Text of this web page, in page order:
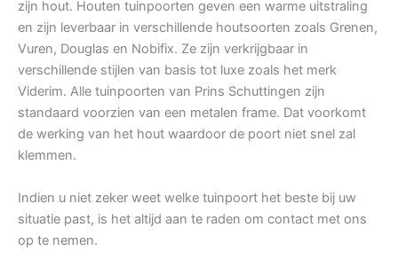
zijn hout. Houten tuinpoorten geven een warme uitstraling
en zijn leverbaar in verschillende houtsoorten zoals Grenen,
Vuren, Douglas en Nobifix. Ze zijn verkrijgbaar in
verschillende stijlen van basis tot luxe zoals het merk
Viderim. Alle tuinpoorten van Prins Schuttingen zijn
standaard voorzien van een metalen frame. Dat voorkomt
de werking van het hout waardoor de poort niet snel zal
klemmen.
Indien u niet zeker weet welke tuinpoort het beste bij uw
situatie past, is het altijd aan te raden om contact met ons
op te nemen.